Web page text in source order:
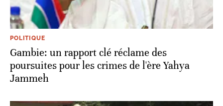
POLITIQUE
Gambie: un rapport clé réclame des
poursuites pour les crimes de l'ère Yahya
Jammeh